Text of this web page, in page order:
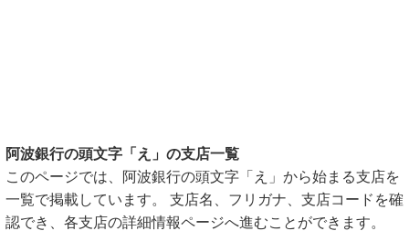
阿波銀行の頭文字「え」の支店一覧
このページでは、阿波銀行の頭文字「え」から始まる支店を
一覧で掲載しています。 支店名、フリガナ、支店コードを確
認でき、各支店の詳細情報ページへ進むことができます。